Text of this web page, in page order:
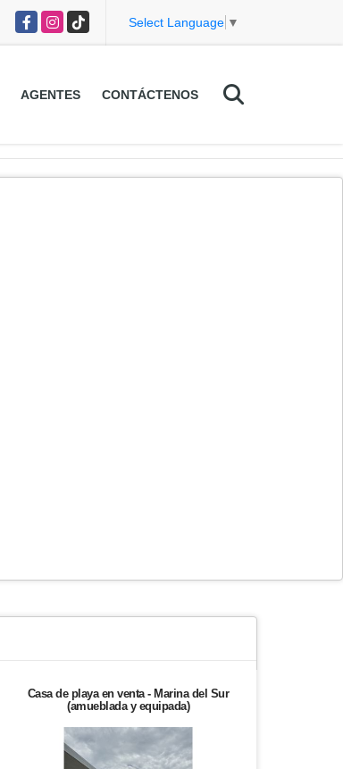
FacebookInstagram
TikTok Select Language ▼
AGENTES CONTÁCTENOS
Casa de playa en venta - Marina del Sur
(amueblada y equipada)